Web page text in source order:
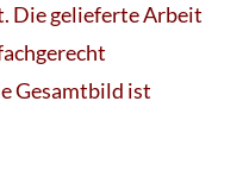
Die gelieferte Arbeit
Gesamtbild ist